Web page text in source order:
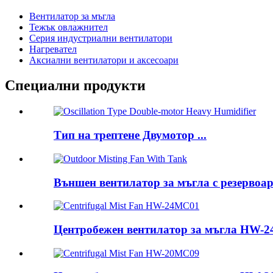
Вентилатор за мъгла
Тежък овлажнител
Серия индустриални вентилатори
Нагревател
Аксиални вентилатори и аксесоари
Специални продукти
Тип на трептене Двумотор ...
Външен вентилатор за мъгла с резервоар
Центробежен вентилатор за мъгла HW-